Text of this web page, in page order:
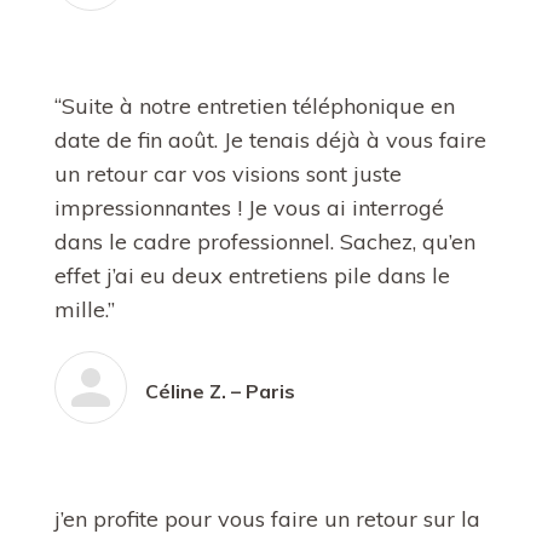
“Suite à notre entretien téléphonique en
date de fin août. Je tenais déjà à vous faire
un retour car vos visions sont juste
impressionnantes ! Je vous ai interrogé
dans le cadre professionnel. Sachez, qu’en
effet j’ai eu deux entretiens pile dans le
mille.”
Céline Z. – Paris
j’en profite pour vous faire un retour sur la